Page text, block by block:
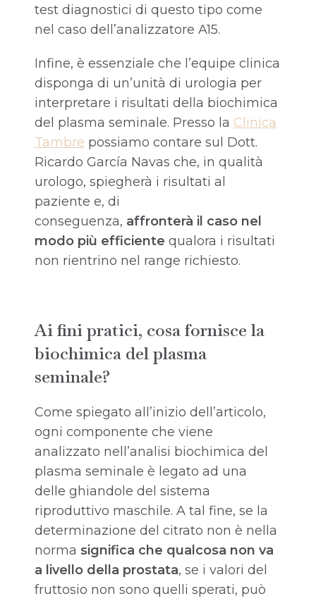
test diagnostici di questo tipo come
nel caso dell’analizzatore A15.
Infine, è essenziale che l’equipe clinica
disponga di un’unità di urologia per
interpretare i risultati della biochimica
del plasma seminale. Presso la Clinica
Tambre possiamo contare sul Dott.
Ricardo García Navas che, in qualità
urologo, spiegherà i risultati al
paziente e, di
conseguenza, affronterà il caso nel
modo più efficiente qualora i risultati
non rientrino nel range richiesto.
Ai fini pratici, cosa fornisce la
biochimica del plasma
seminale?
Come spiegato all’inizio dell’articolo,
ogni componente che viene
analizzato nell’analisi biochimica del
plasma seminale è legato ad una
delle ghiandole del sistema
riproduttivo maschile. A tal fine, se la
determinazione del citrato non è nella
norma significa che qualcosa non va
a livello della prostata, se i valori del
fruttosio non sono quelli sperati, può